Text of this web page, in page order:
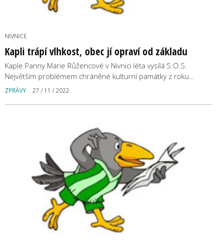
NIVNICE
Kapli trápí vlhkost, obec jí opraví od základu
Kaple Panny Marie Růžencové v Nivnici léta vysílá S.O.S.
Největším problémem chráněné kulturní památky z roku…
ZPRÁVY 27 / 11 / 2022